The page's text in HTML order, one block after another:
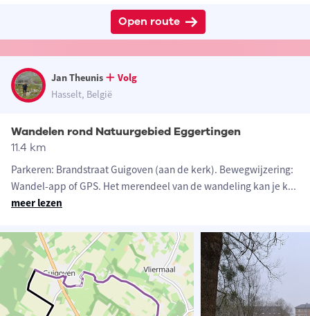
Open route
Jan Theunis
Volg
Hasselt, België
Wandelen rond Natuurgebied Eggertingen
11.4 km
Parkeren: Brandstraat Guigoven (aan de kerk). Bewegwijzering:
Wandel-app of GPS. Het merendeel van de wandeling kan je k...
meer lezen